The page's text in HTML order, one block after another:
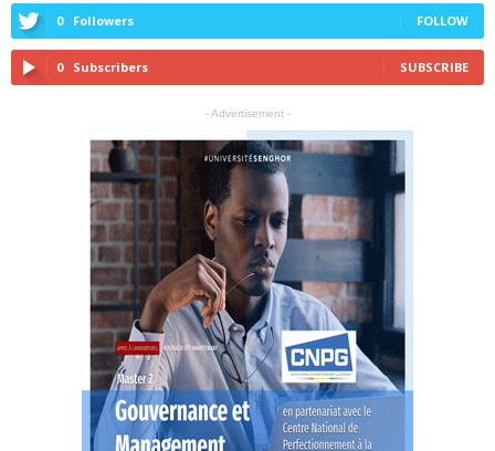
0 Followers FOLLOW
0 Subscribers SUBSCRIBE
- Advertisement -